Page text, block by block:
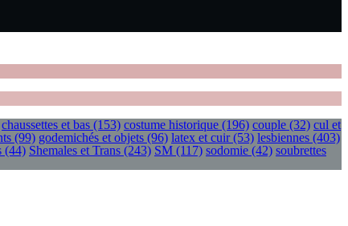
chaussettes et bas (153) costume historique (196) couple (32) cul et
(99) godemichés et objets (96) latex et cuir(53) lesbiennes (403)
(44) Shemales et Trans (243) SM (117) sodomie (42) soubrettes